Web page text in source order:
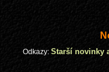
Odkazy: Starší novinky